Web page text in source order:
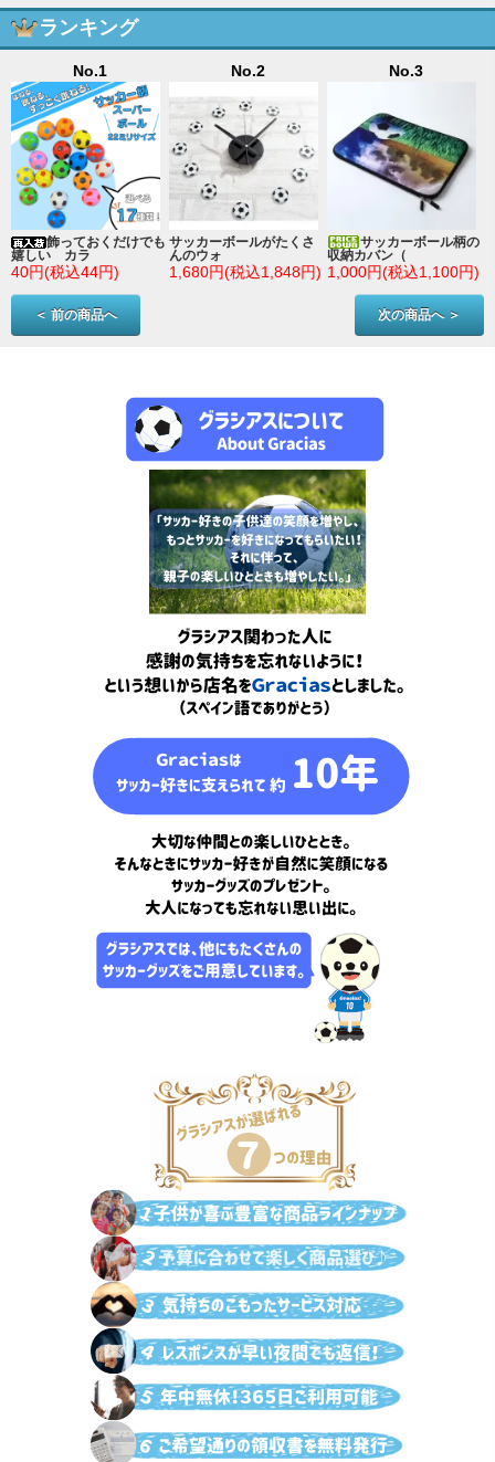
ランキング
No.1
飾っておくだけでも
嬉しい カラ
40円(税込44円)
No.2
サッカーボールがたくさ
んのウォ
1,680円(税込1,848円)
No.3
サッカーボール柄の
収納カバン（
1,000円(税込1,100円)
＜ 前の商品へ 次の商品へ ＞